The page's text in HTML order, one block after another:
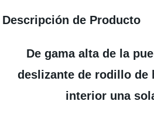
Descripción de Producto
De gama alta de la
deslizante de rodillo de
interior una